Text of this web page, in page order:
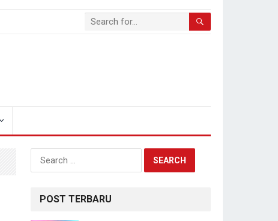
Search
for:
POST TERBARU